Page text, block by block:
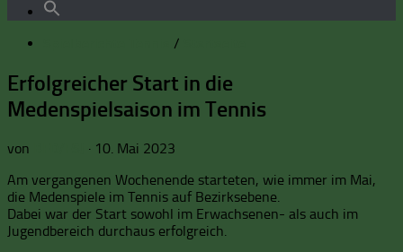
/
Erfolgreicher Start in die
Medenspielsaison im Tennis
von · 10. Mai 2023
Am vergangenen Wochenende starteten, wie immer im Mai,
die Medenspiele im Tennis auf Bezirksebene.
Dabei war der Start sowohl im Erwachsenen- als auch im
Jugendbereich durchaus erfolgreich.